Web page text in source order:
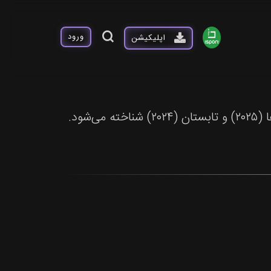
اپلیکیشن ورود